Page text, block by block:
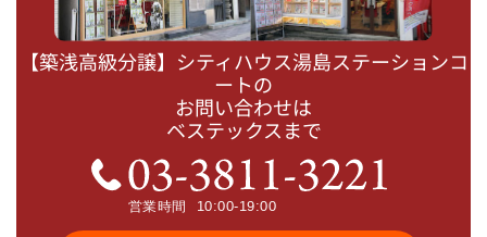
【築浅高級分譲】シティハウス湯島ステーションコ
ートの
お問い合わせは
ベステックスまで